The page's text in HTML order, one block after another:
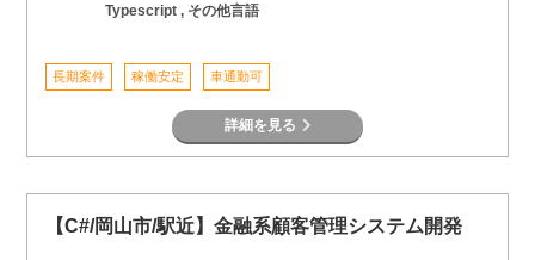
Typescript , その他言語
長期案件 稼働安定 車通勤可
詳細を見る
【C#/岡山市/駅近】金融系顧客管理システム開発